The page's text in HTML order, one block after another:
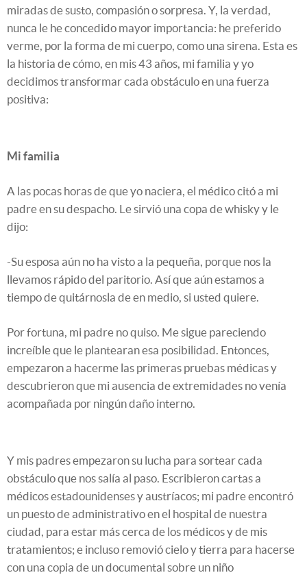
miradas de susto, compasión o sorpresa. Y, la verdad,
nunca le he concedido mayor importancia: he preferido
verme, por la forma de mi cuerpo, como una sirena. Esta es
la historia de cómo, en mis 43 años, mi familia y yo
decidimos transformar cada obstáculo en una fuerza
positiva:
Mi familia
A las pocas horas de que yo naciera, el médico citó a mi
padre en su despacho. Le sirvió una copa de whisky y le
dijo:
-Su esposa aún no ha visto a la pequeña, porque nos la
llevamos rápido del paritorio. Así que aún estamos a
tiempo de quitárnosla de en medio, si usted quiere.
Por fortuna, mi padre no quiso. Me sigue pareciendo
increíble que le plantearan esa posibilidad. Entonces,
empezaron a hacerme las primeras pruebas médicas y
descubrieron que mi ausencia de extremidades no venía
acompañada por ningún daño interno.
Y mis padres empezaron su lucha para sortear cada
obstáculo que nos salía al paso. Escribieron cartas a
médicos estadounidenses y austríacos; mi padre encontró
un puesto de administrativo en el hospital de nuestra
ciudad, para estar más cerca de los médicos y de mis
tratamientos; e incluso removió cielo y tierra para hacerse
con una copia de un documental sobre un niño